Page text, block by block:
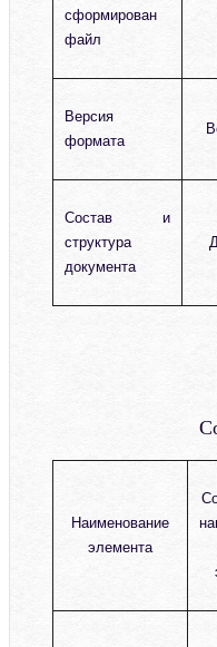
сформирован
файл
Версия
формата
Состав и
структура
документа
Наименование
элемента